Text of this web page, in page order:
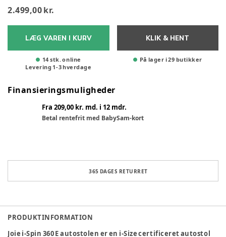
2.499,00 kr.
LÆG VAREN I KURV
14 stk. online
Levering 1-3hverdage
KLIK & HENT
På lager i 29 butikker
Finansieringsmuligheder
Fra 209,00 kr. md. i 12 mdr.
Betal rentefrit med BabySam-kort
365 DAGES RETURRET
PRODUKTINFORMATION
Joie i-Spin 360 E autostolen er en i-Size certificeret autostol